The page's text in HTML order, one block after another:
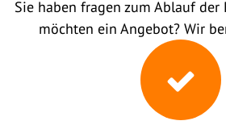
Sie haben fragen zum Ablauf
möchten ein Angebot? Wir